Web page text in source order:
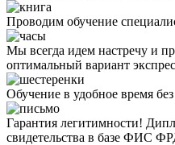
Проводим обучение
Мы всегда идем настречу и
оптимальный вариант
Обучение в удобное время
Гарантия легитимности!
свидетельства в базе ФИС